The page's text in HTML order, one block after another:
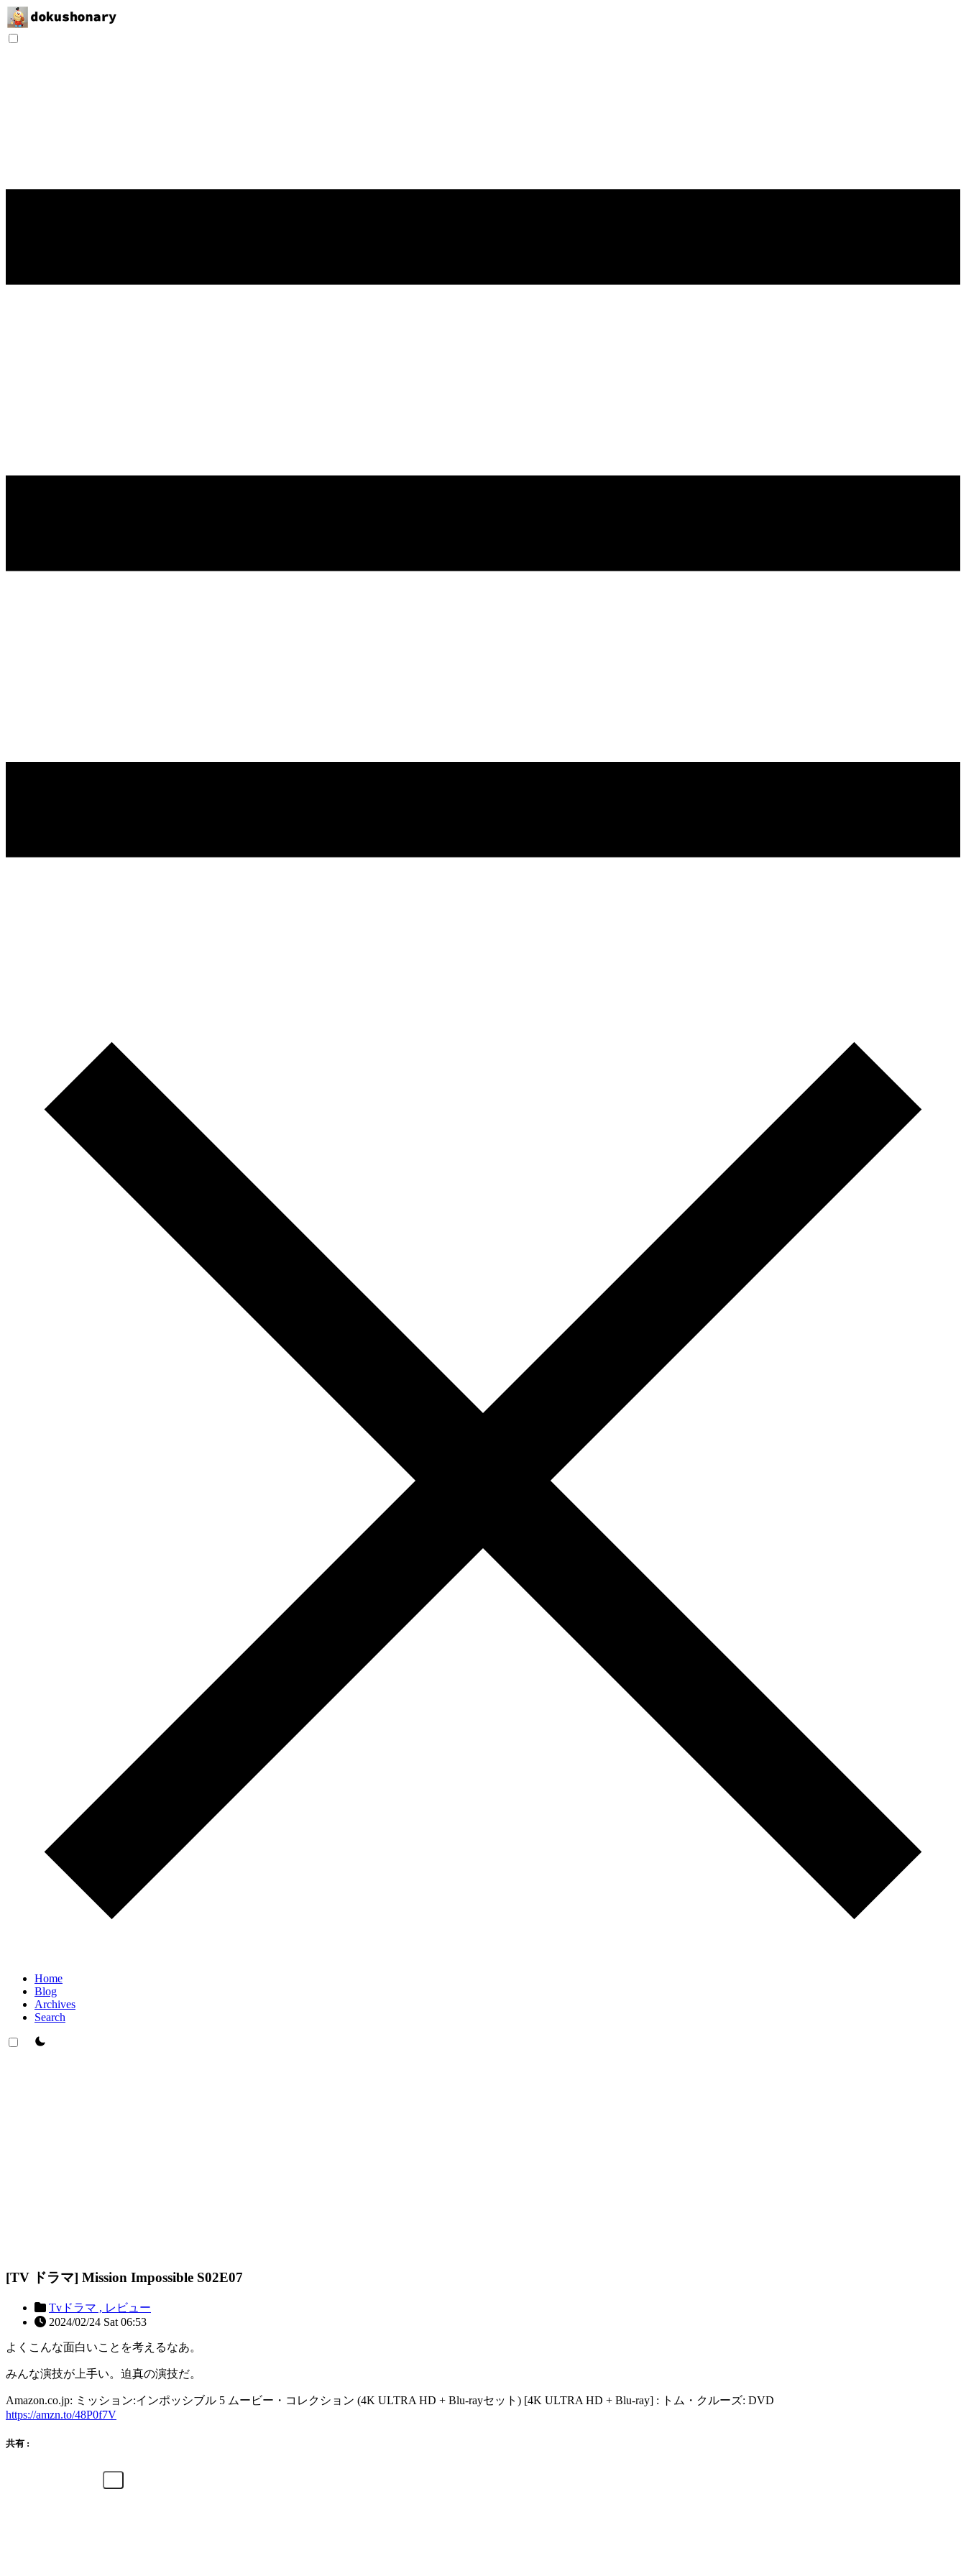
Home
Blog
Archives
Search
theme switcher
[TV ドラマ] Mission Impossible S02E07
Tvドラマ , レビュー
2024/02/24 Sat 06:53
よくこんな面白いことを考えるなあ。
みんな演技が上手い。迫真の演技だ。
Amazon.co.jp: ミッション:インポッシブル 5 ムービー・コレクション (4K ULTRA HD + Blu-rayセット) [4K ULTRA HD + Blu-ray] : トム・クルーズ: DVD
https://amzn.to/48P0f7V
共有 :